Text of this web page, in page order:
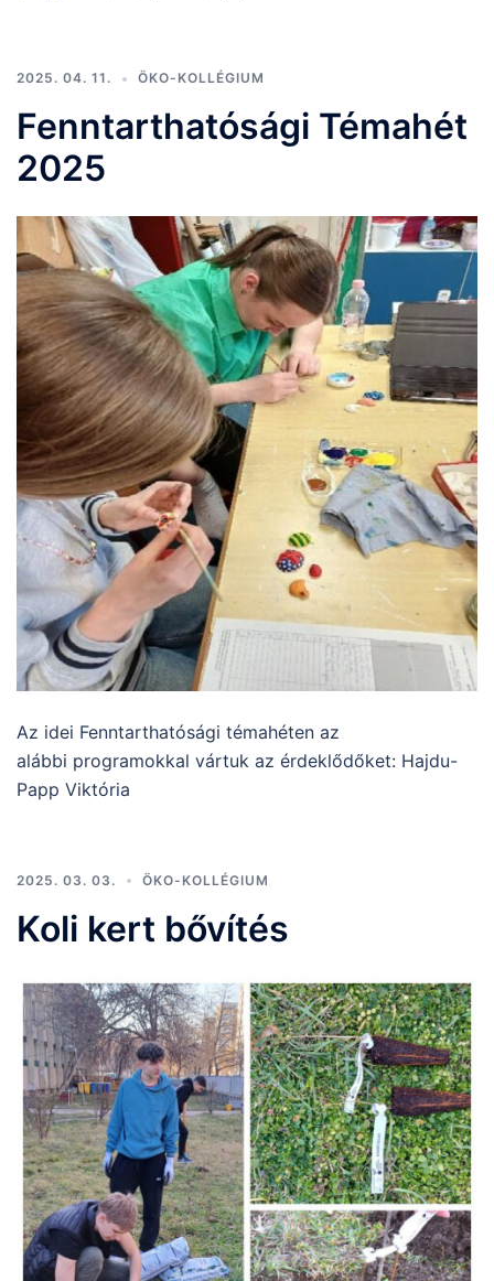
2025. 04. 11. ÖKO-KOLLÉGIUM
Fenntarthatósági Témahét
2025
Az idei Fenntarthatósági témahéten az
alábbi programokkal vártuk az érdeklődőket: Hajdu-
Papp Viktória
2025. 03. 03. ÖKO-KOLLÉGIUM
Koli kert bővítés